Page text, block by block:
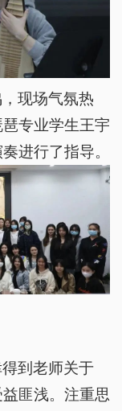
现场气氛热
专业学生王宇
进行了指导。
到老师关于
匪浅。注重思